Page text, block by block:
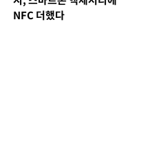
NFC 더했다